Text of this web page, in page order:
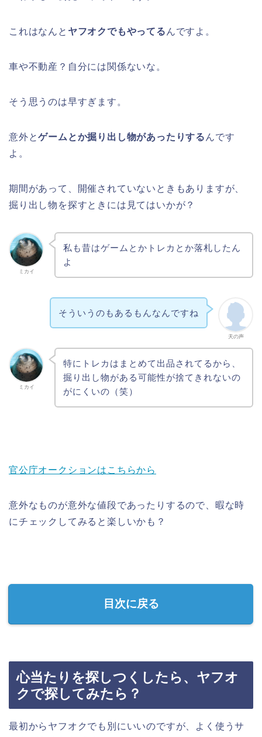
これはなんと ヤフオクでもやってる んですよ。
車や不動産？自分には関係ないな。
そう思うのは早すぎます。
意外とゲームとか掘り出し物があったりする んです
よ。
期間があって、開催されていないときもありますが、
掘り出し物を探すときには見てはいかが？
ミカイ
私も昔はゲームとかトレカとか落札したん
よ
天の声
そういうのもあるもんなんですね
ミカイ
特にトレカはまとめて出品されてるから、
掘り出し物がある可能性が捨てきれないの
がにくいの（笑）
官公庁オークションはこちらから
意外なものが意外な値段であったりするので、暇な時
にチェックしてみると楽しいかも？
目次に戻る
心当たりを探しつくしたら、ヤフオ
クで探してみたら？
最初からヤフオクでも別にいいのですが、よく使うサ